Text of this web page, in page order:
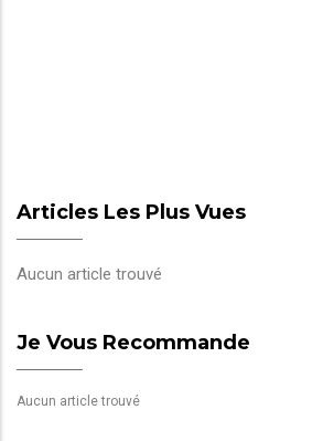
Articles Les Plus Vues
Aucun article trouvé
Je Vous Recommande
Aucun article trouvé